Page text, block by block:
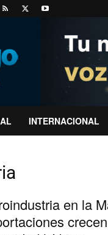
INTERNACIONAL
en la